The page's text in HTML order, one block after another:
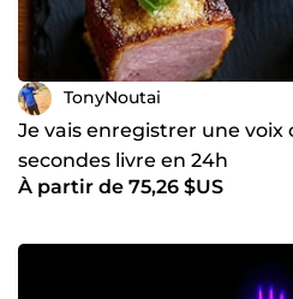
TonyNoutai
Je vais enregistrer une
secondes livre en 24h
À partir de 75,26 $US